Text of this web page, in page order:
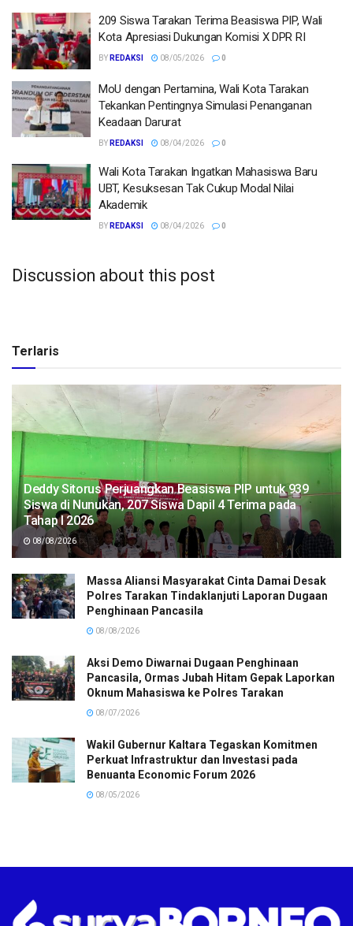
209 Siswa Tarakan Terima Beasiswa PIP, Wali
Kota Apresiasi Dukungan Komisi X DPR RI
BY REDAKSI 08/05/2026 0
MoU dengan Pertamina, Wali Kota Tarakan
Tekankan Pentingnya Simulasi Penanganan
Keadaan Darurat
BY REDAKSI 08/04/2026 0
Wali Kota Tarakan Ingatkan Mahasiswa Baru
UBT, Kesuksesan Tak Cukup Modal Nilai
Akademik
BY REDAKSI 08/04/2026 0
Discussion about this post
Terlaris
Deddy Sitorus Perjuangkan Beasiswa PIP untuk 939
Siswa di Nunukan, 207 Siswa Dapil 4 Terima pada
Tahap I 2026
08/08/2026
Massa Aliansi Masyarakat Cinta Damai Desak
Polres Tarakan Tindaklanjuti Laporan Dugaan
Penghinaan Pancasila
08/08/2026
Aksi Demo Diwarnai Dugaan Penghinaan
Pancasila, Ormas Jubah Hitam Gepak Laporkan
Oknum Mahasiswa ke Polres Tarakan
08/07/2026
Wakil Gubernur Kaltara Tegaskan Komitmen
Perkuat Infrastruktur dan Investasi pada
Benuanta Economic Forum 2026
08/05/2026